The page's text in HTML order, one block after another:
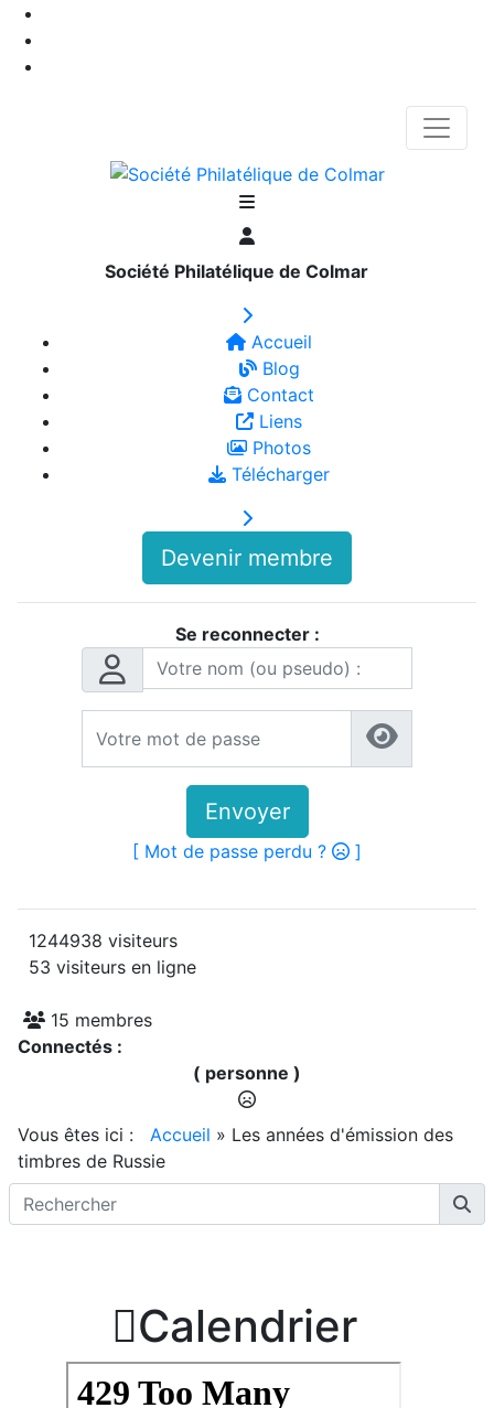
Société Philatélique de Colmar
Accueil
Blog
Contact
Liens
Photos
Télécharger
Devenir membre
Se reconnecter :
Envoyer
[ Mot de passe perdu ? ]
1244938 visiteurs
53 visiteurs en ligne
15 membres
Connectés :
( personne )
Vous êtes ici : Accueil » Les années d'émission des
timbres de Russie
Calendrier